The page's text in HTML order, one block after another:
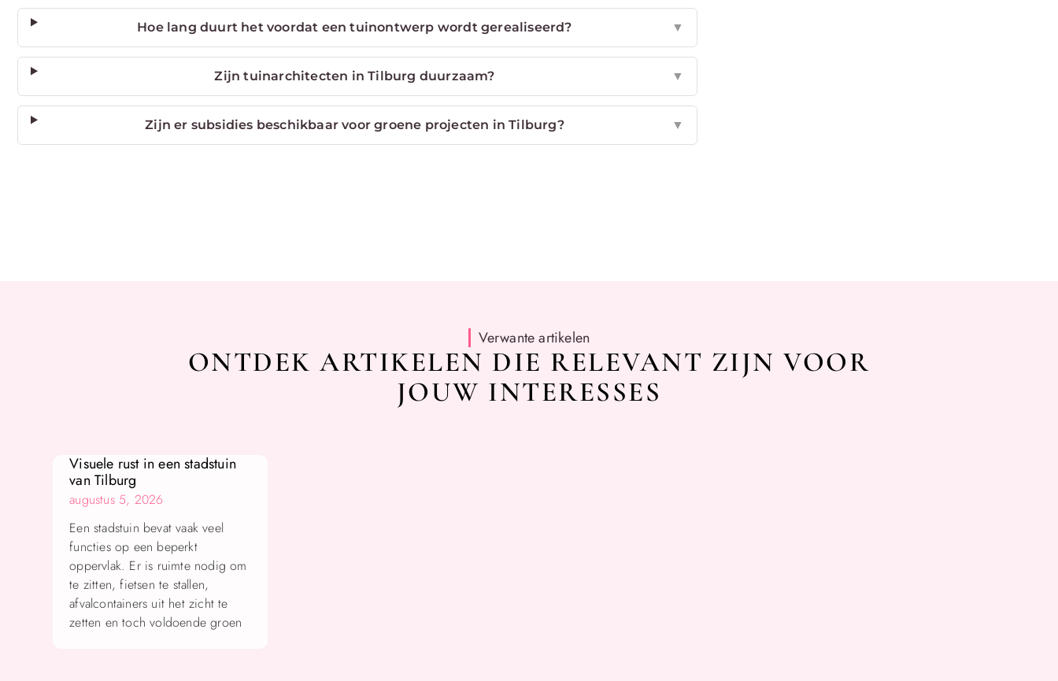
Hoe lang duurt het voordat een tuinontwerp wordt gerealiseerd? ▼
Zijn tuinarchitecten in Tilburg duurzaam? ▼
Zijn er subsidies beschikbaar voor groene projecten in Tilburg? ▼
Verwante artikelen
ONTDEK ARTIKELEN DIE RELEVANT ZIJN VOOR
JOUW INTERESSES
Visuele rust in een stadstuin
van Tilburg
augustus 5, 2026
Een stadstuin bevat vaak veel
functies op een beperkt
oppervlak. Er is ruimte nodig om
te zitten, fietsen te stallen,
afvalcontainers uit het zicht te
zetten en toch voldoende groen